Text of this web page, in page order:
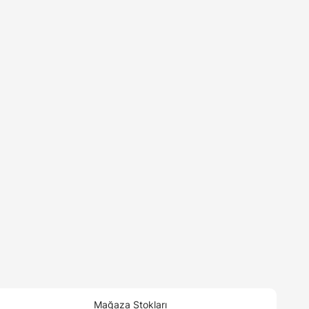
Mağaza Stokları